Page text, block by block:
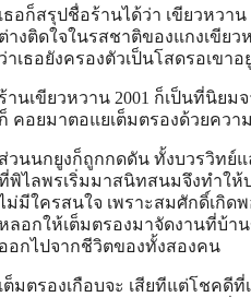
เธอก็สรุปชื่อร้านได้ว่า เขียวหวา
ต่างติดใจในรสชาติของแกงเขีย
ว่าเธอยังครองตัวเป็นโสดรอเขา
ร้านเขียวหวาน 2001 ก็เป็นที่นิย
ก็ คอยมาตอแยเต็มตรองด้วยควา
ส่วนนกยูงก็ถูกกดดัน ทั้งบวรวิทย์แ
พิไลพรเริ่มมาสนิทสนมจึงทำให้
ม่มีใครสนใจ เพราะสมศักดิ์เกิด
ลอกให้เต็มตรองมาจัดงานที่บ้า
ออกไปจากชีวิตของทั้งสองคน
เต็มตรองเกือบจะ เสียทีแต่โชคดี